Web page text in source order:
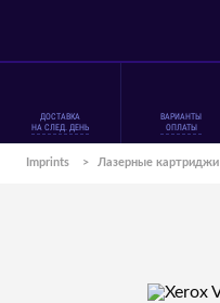
ДОСТАВКА
НА СЛЕД. ДЕНЬ
ВАРИАНТЫ
ОПЛАТЫ
Imprints > Лазерные картриджи